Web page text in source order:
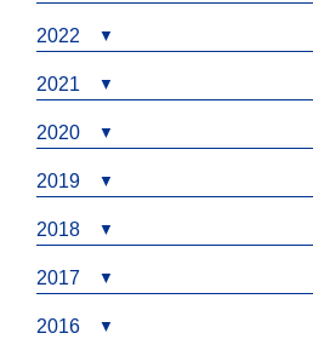
2022
2021
2020
2019
2018
2017
2016